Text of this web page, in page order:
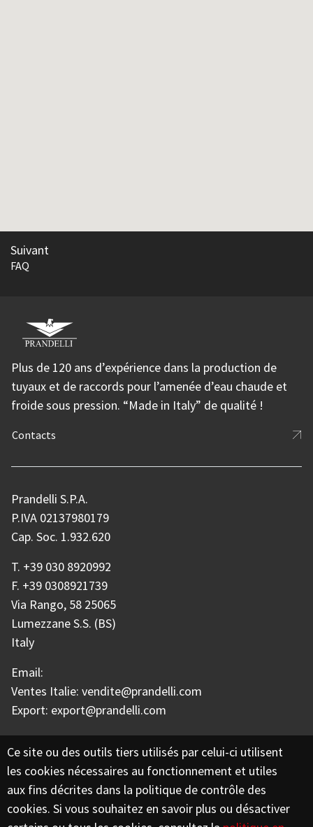
Suivant
FAQ
Plus de 120 ans d’expérience dans la production de
tuyaux et de raccords pour l’amenée d’eau chaude et
froide sous pression. “Made in Italy” de qualité !
Contacts
Prandelli S.P.A.
P.IVA 02137980179
Cap. Soc. 1.932.620
T. +39 030 8920992
F. +39 0308921739
Via Rango, 58 25065
Lumezzane S.S. (BS)
Italy
Email:
Ventes Italie: vendite@prandelli.com
Export: export@prandelli.com
Footer menu
Entreprise
Produits
Catalogue
Applications
Réseau commercial
Certifications
Ce site ou des outils tiers utilisés par celui-ci utilisent
les cookies nécessaires au fonctionnement et utiles
aux fins décrites dans la politique de contrôle des
cookies. Si vous souhaitez en savoir plus ou désactiver